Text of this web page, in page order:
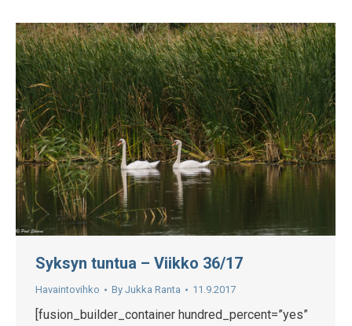
Syksyn tuntua – Viikko 36/17
Havaintovihko By Jukka Ranta 11.9.2017
[fusion_builder_container hundred_percent=”yes”